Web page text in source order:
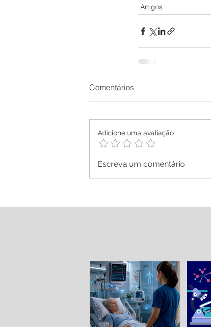
Artigos
Comentários
Adicione uma avaliação
Escreva um comentário